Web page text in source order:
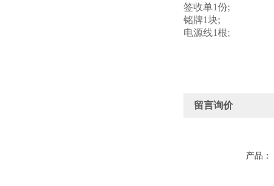
签收单1份;
铭牌1块;
电源线1根;
留言询价
产品：